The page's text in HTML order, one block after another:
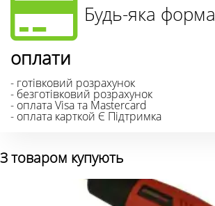
Будь-яка форма
оплати
- готівковий розрахунок
- безготівковий розрахунок
- оплата Visa та Mastercard
- оплата карткой Є Підтримка
З товаром купують